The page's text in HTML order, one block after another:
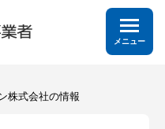
メニュー
株式会社の情報